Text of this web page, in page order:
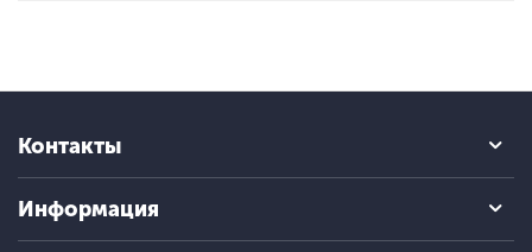
Контакты
Информация